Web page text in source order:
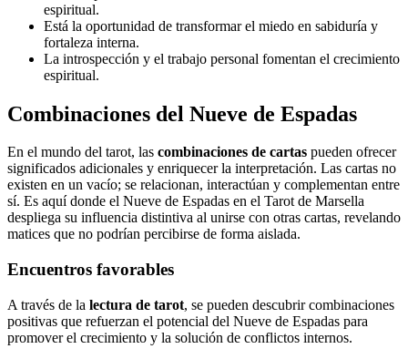
espiritual.
Está la oportunidad de transformar el miedo en sabiduría y
fortaleza interna.
La introspección y el trabajo personal fomentan el crecimiento
espiritual.
Combinaciones del Nueve de Espadas
En el mundo del tarot, las combinaciones de cartas pueden ofrecer
significados adicionales y enriquecer la interpretación. Las cartas no
existen en un vacío; se relacionan, interactúan y complementan entre
sí. Es aquí donde el Nueve de Espadas en el Tarot de Marsella
despliega su influencia distintiva al unirse con otras cartas, revelando
matices que no podrían percibirse de forma aislada.
Encuentros favorables
A través de la lectura de tarot, se pueden descubrir combinaciones
positivas que refuerzan el potencial del Nueve de Espadas para
promover el crecimiento y la solución de conflictos internos.